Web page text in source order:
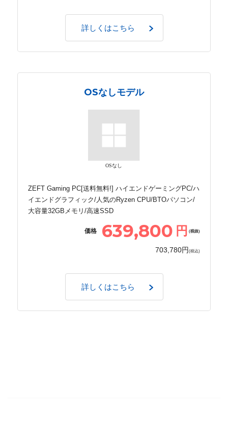
詳しくはこちら
OSなしモデル
OSなし
ZEFT Gaming PC[送料無料!] ハイエンドゲーミングPC/ハ
イエンドグラフィック/人気のRyzen CPU/BTOパソコン/
大容量32GBメモリ/高速SSD
価格 639,800 円 (税抜)
703,780円 (税込)
詳しくはこちら